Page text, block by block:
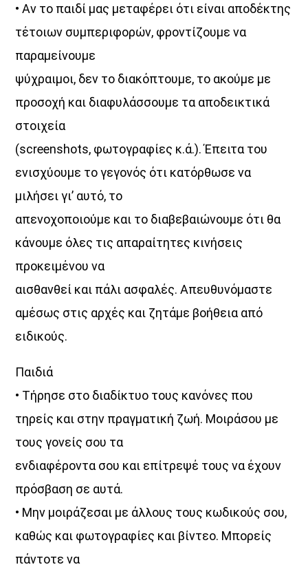
• Αν το παιδί μας μεταφέρει ότι είναι αποδέκτης
τέτοιων συμπεριφορών, φροντίζουμε να
παραμείνουμε
ψύχραιμοι, δεν το διακόπτουμε, το ακούμε με
προσοχή και διαφυλάσσουμε τα αποδεικτικά
στοιχεία
(screenshots, φωτογραφίες κ.ά.). Έπειτα του
ενισχύουμε το γεγονός ότι κατόρθωσε να
μιλήσει γι’ αυτό, το
απενοχοποιούμε και το διαβεβαιώνουμε ότι θα
κάνουμε όλες τις απαραίτητες κινήσεις
προκειμένου να
αισθανθεί και πάλι ασφαλές. Απευθυνόμαστε
αμέσως στις αρχές και ζητάμε βοήθεια από
ειδικούς.
Παιδιά
• Τήρησε στο διαδίκτυο τους κανόνες που
τηρείς και στην πραγματική ζωή. Μοιράσου με
τους γονείς σου τα
ενδιαφέροντα σου και επίτρεψέ τους να έχουν
πρόσβαση σε αυτά.
• Μην μοιράζεσαι με άλλους τους κωδικούς σου,
καθώς και φωτογραφίες και βίντεο. Μπορείς
πάντοτε να